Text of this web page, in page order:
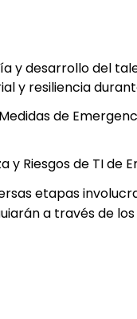
y desarrollo del
y resiliencia
de
Riesgos de TI de
etapas
a través de